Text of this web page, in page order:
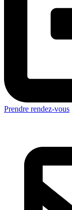
Prendre rendez-vous